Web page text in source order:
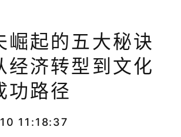
崛起的五大秘诀
经济转型到文化
功路径
11:18:37